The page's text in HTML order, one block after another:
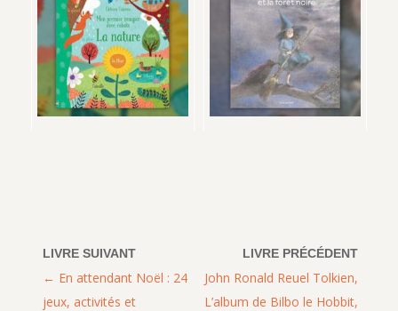
John Ronald Reuel Tolkien,
L’album de Bilbo le Hobbit,
En attendant Noël : 24
jeux, activités et